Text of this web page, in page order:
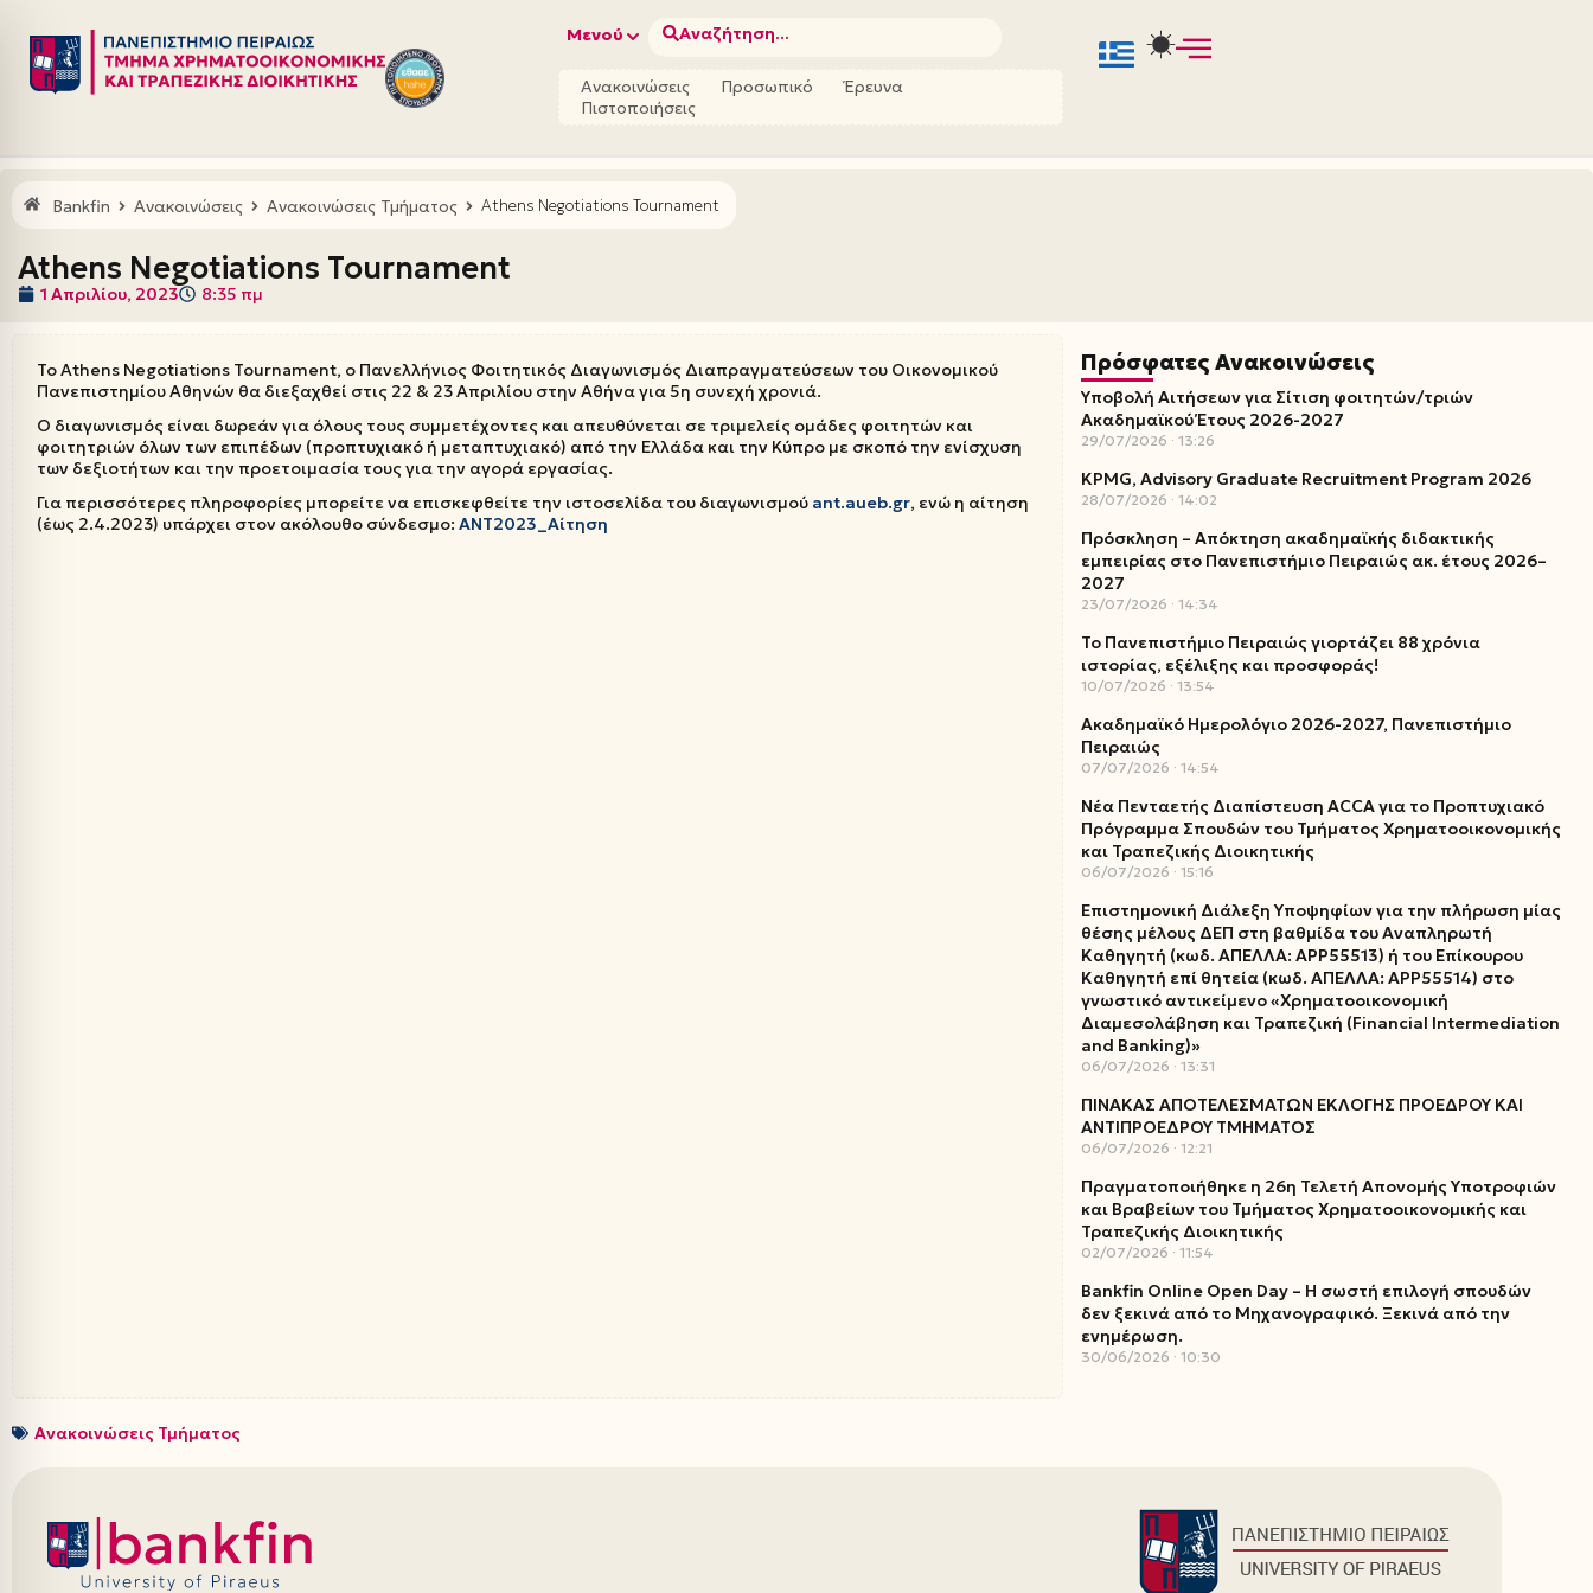
Μεταπηδήστε
στο
Μενού Αναζήτηση...
Ανακοινώσεις Προσωπικό
Έρευνα
Πιστοποιήσεις
Bankfin Ανακοινώσεις Ανακοινώσεις Τμήματος Athens Negotiations Tournament
Athens Negotiations Tournament
1 Απριλίου, 2023 8:35 πμ
Το Athens Negotiations Tournament, ο Πανελλήνιος Φοιτητικός Διαγωνισμός Διαπραγματεύσεων του Οικονομικού
Πανεπιστημίου Αθηνών θα διεξαχθεί στις 22 & 23 Απριλίου στην Αθήνα για 5η συνεχή χρονιά.
Ο διαγωνισμός είναι δωρεάν για όλους τους συμμετέχοντες και απευθύνεται σε τριμελείς ομάδες φοιτητών και
φοιτητριών όλων των επιπέδων (προπτυχιακό ή μεταπτυχιακό) από την Ελλάδα και την Κύπρο με σκοπό την ενίσχυση
των δεξιοτήτων και την προετοιμασία τους για την αγορά εργασίας.
Για περισσότερες πληροφορίες μπορείτε να επισκεφθείτε την ιστοσελίδα του διαγωνισμού ant.aueb.gr, ενώ η αίτηση
(έως 2.4.2023) υπάρχει στον ακόλουθο σύνδεσμο: ΑΝΤ2023_Αίτηση
Πρόσφατες Ανακοινώσεις
Υποβολή Αιτήσεων για Σίτιση φοιτητών/τριών
Ακαδημαϊκού Έτους 2026-2027
29/07/2026 13:26
KPMG, Advisory Graduate Recruitment Program 2026
28/07/2026 14:02
Πρόσκληση – Απόκτηση ακαδημαϊκής διδακτικής
εμπειρίας στο Πανεπιστήμιο Πειραιώς ακ. έτους 2026–
2027
23/07/2026 14:34
Το Πανεπιστήμιο Πειραιώς γιορτάζει 88 χρόνια
ιστορίας, εξέλιξης και προσφοράς!
10/07/2026 13:54
Ακαδημαϊκό Ημερολόγιο 2026-2027, Πανεπιστήμιο
Πειραιώς
07/07/2026 14:54
Νέα Πενταετής Διαπίστευση ACCA για το Προπτυχιακό
Πρόγραμμα Σπουδών του Τμήματος Χρηματοοικονομικής
και Τραπεζικής Διοικητικής
06/07/2026 15:16
Επιστημονική Διάλεξη Υποψηφίων για την πλήρωση μίας
θέσης μέλους ΔΕΠ στη βαθμίδα του Αναπληρωτή
Καθηγητή (κωδ. ΑΠΕΛΛΑ: ΑΡΡ55513) ή του Επίκουρου
Καθηγητή επί θητεία (κωδ. ΑΠΕΛΛΑ: ΑΡΡ55514) στο
γνωστικό αντικείμενο «Χρηματοοικονομική
Διαμεσολάβηση και Τραπεζική (Financial Intermediation
and Banking)»
06/07/2026 13:31
ΠΙΝΑΚΑΣ ΑΠΟΤΕΛΕΣΜΑΤΩΝ ΕΚΛΟΓΗΣ ΠΡΟΕΔΡΟΥ ΚΑΙ
ΑΝΤΙΠΡΟΕΔΡΟΥ ΤΜΗΜΑΤΟΣ
06/07/2026 12:21
Πραγματοποιήθηκε η 26η Τελετή Απονομής Υποτροφιών
και Βραβείων του Τμήματος Χρηματοοικονομικής και
Τραπεζικής Διοικητικής
02/07/2026 11:54
Bankfin Online Open Day – Η σωστή επιλογή σπουδών
δεν ξεκινά από το Μηχανογραφικό. Ξεκινά από την
ενημέρωση.
30/06/2026 10:30
Ανακοινώσεις Τμήματος